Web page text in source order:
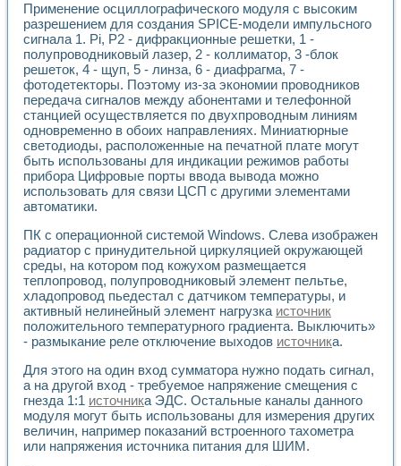
Стенд для исследования электрических переходных
Автоматизация контроля сварных швов на базе
Измерительный контроль с применением
Моделирование надежности и эффективности систем
Лабораторные практикумы и учебные стенды
Автоматизация лабораторного стенда по измерению
Автоматизированные лабораторные комплексы для
Виртуальный прибор для исследования нелинейных
Использование виртуальных приборов в процесе
Использование программ ELECTRONICS WORKBENCH-
Лабораторный практикум по дисциплине «Цифровые
Лабораторный практикум по ИНС на основе LabVIEW
Опыт использования NI LabVIEW для создания
Применение LabVIEW для исследования течения в
Создание виртуальной работы «Изучение магнитных
Обратный маятник
Устройство для изучения основ интерфейсов обмена по
Лабораторный практикум: изучение адиабатического
Стенд для исследования электрических переходных
Автоматизация лазерно-плазменных измерений с
Модельно-измерительный комплекс. Назначение. Состав.
Использование технологий NATIONAL INSTRUMENTS
Учебный практикум "Спектральный и корреляционный
Учебный стенд для исследования принципа действия
Оборудование и программное обеспечение учебных
Применение осциллографического модуля с высоким
разрешением для создания SPICE-модели импульсного
сигнала 1. Pi, P2 - дифракционные решетки, 1 -
полупроводниковый лазер, 2 - коллиматор, 3 -блок
решеток, 4 - щуп, 5 - линза, 6 - диафрагма, 7 -
фотодетекторы. Поэтому из-за экономии проводников
передача сигналов между абонентами и телефонной
станцией осуществляется по двухпроводным линиям
одновременно в обоих направлениях. Миниатюрные
светодиоды, расположенные на печатной плате могут
быть использованы для индикации режимов работы
прибора Цифровые порты ввода вывода можно
использовать для связи ЦСП с другими элементами
автоматики.
ПК с операционной системой Windows. Слева изображен
радиатор с принудительной циркуляцией окружающей
среды, на котором под кожухом размещается
теплопровод, полупроводниковый элемент пельтье,
хладопровод пьедестал с датчиком температуры, и
активный нелинейный элемент нагрузка источник
положительного температурного градиента. Выключить»
- размыкание реле отключение выходов источника.
Для этого на один вход сумматора нужно подать сигнал,
а на другой вход - требуемое напряжение смещения с
гнезда 1:1 источника ЭДС. Остальные каналы данного
модуля могут быть использованы для измерения других
величин, например показаний встроенного тахометра
или напряжения источника питания для ШИМ.